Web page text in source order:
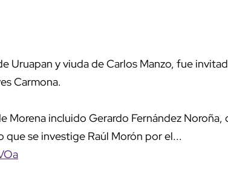
Uruapan y viuda de Carlos Manzo, fue
Carmona.
Morena incluido Gerardo Fernández Noroña,
que se investige Raúl Morón por el...